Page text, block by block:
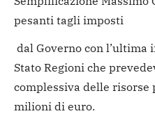
pesanti tagli imposti
dal Governo con l’ultima
Stato Regioni che
complessiva delle
milioni di euro.